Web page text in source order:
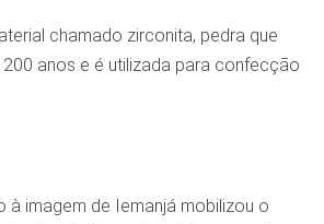
chamado zirconita, pedra que
anos e é utilizada para confecção
à imagem de Iemanjá mobilizou o